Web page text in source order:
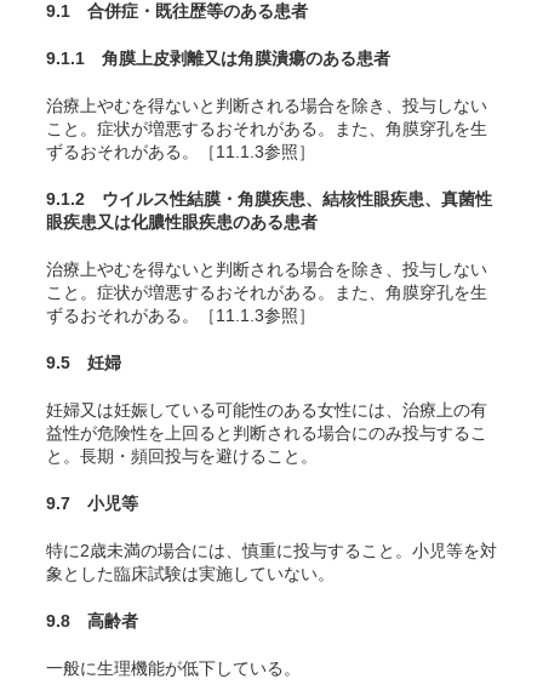
9.1 合併症・既往歴等のある患者
9.1.1 角膜上皮剥離又は角膜潰瘍のある患者
治療上やむを得ないと判断される場合を除き、投与しない
こと。症状が増悪するおそれがある。また、角膜穿孔を生
ずるおそれがある。［11.1.3参照］
9.1.2 ウイルス性結膜・角膜疾患、結核性眼疾患、真菌性
眼疾患又は化膿性眼疾患のある患者
治療上やむを得ないと判断される場合を除き、投与しない
こと。症状が増悪するおそれがある。また、角膜穿孔を生
ずるおそれがある。［11.1.3参照］
9.5 妊婦
妊婦又は妊娠している可能性のある女性には、治療上の有
益性が危険性を上回ると判断される場合にのみ投与するこ
と。長期・頻回投与を避けること。
9.7 小児等
特に2歳未満の場合には、慎重に投与すること。小児等を対
象とした臨床試験は実施していない。
9.8 高齢者
一般に生理機能が低下している。